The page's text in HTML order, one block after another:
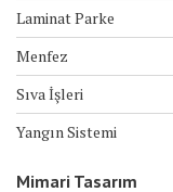
Laminat Parke
Menfez
Sıva İşleri
Yangın Sistemi
Mimari Tasarım